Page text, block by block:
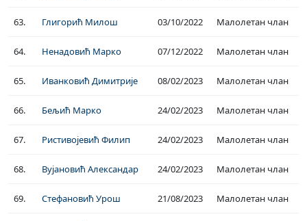
63. Глигорић Милош 03/10/2022 Малолетан члан
64. Ненадовић Марко 07/12/2022 Малолетан члан
65. Иванковић Димитрије 08/02/2023 Малолетан члан
66. Бељић Марко 24/02/2023 Малолетан члан
67. Ристивојевић Филип 24/02/2023 Малолетан члан
68. Вујановић Александар 24/02/2023 Малолетан члан
69. Стефановић Урош 21/08/2023 Малолетан члан